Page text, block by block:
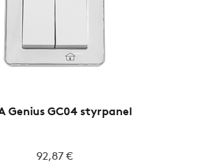
Genius GC04 styrpanel
92,87 €